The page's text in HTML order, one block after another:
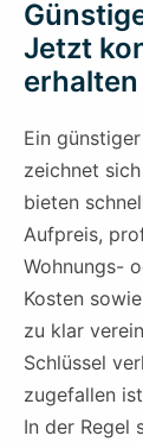
Jetzt
erhalten
Ein
zeichnet
bieten
Aufpreis,
Wohnungs-
Kosten
zu klar
Schlüssel
zugefallen
In der Regel